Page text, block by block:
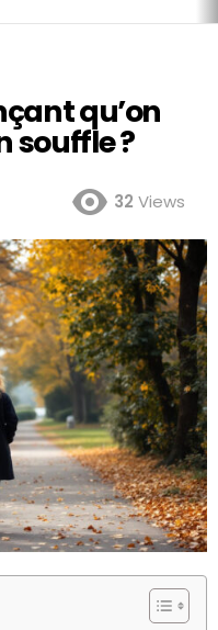
qu’on
souffle ?
32 Views